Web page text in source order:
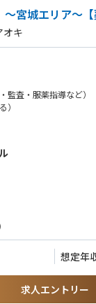
宮城エリア～【
オキ
監査・服薬指導など）
）
（物販エリア）で分離
が可能です。
開しており、お車でア
店舗ごとで共通のため
想定年
求人エントリー